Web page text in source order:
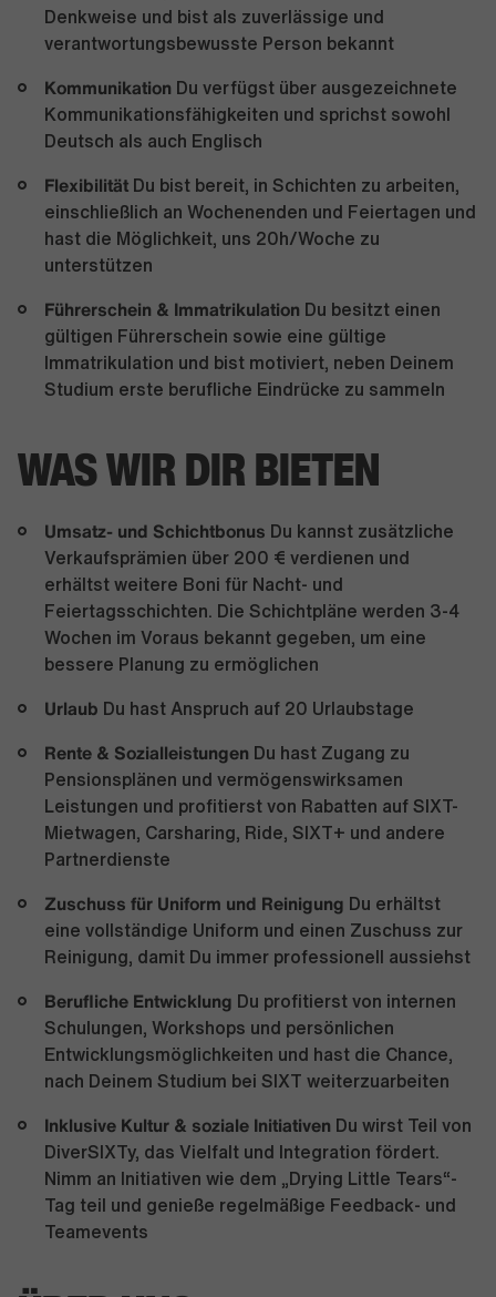
Denkweise und bist als zuverlässige und
verantwortungsbewusste Person bekannt
Kommunikation Du verfügst über ausgezeichnete
Kommunikationsfähigkeiten und sprichst sowohl
Deutsch als auch Englisch
Flexibilität Du bist bereit, in Schichten zu arbeiten,
einschließlich an Wochenenden und Feiertagen und
hast die Möglichkeit, uns 20h/Woche zu
unterstützen
Führerschein & Immatrikulation Du besitzt einen
gültigen Führerschein sowie eine gültige
Immatrikulation und bist motiviert, neben Deinem
Studium erste berufliche Eindrücke zu sammeln
WAS WIR DIR BIETEN
Umsatz- und Schichtbonus Du kannst zusätzliche
Verkaufsprämien über 200 € verdienen und
erhältst weitere Boni für Nacht- und
Feiertagsschichten. Die Schichtpläne werden 3-4
Wochen im Voraus bekannt gegeben, um eine
bessere Planung zu ermöglichen
Urlaub Du hast Anspruch auf 20 Urlaubstage
Rente & Sozialleistungen Du hast Zugang zu
Pensionsplänen und vermögenswirksamen
Leistungen und profitierst von Rabatten auf SIXT-
Mietwagen, Carsharing, Ride, SIXT+ und andere
Partnerdienste
Zuschuss für Uniform und Reinigung Du erhältst
eine vollständige Uniform und einen Zuschuss zur
Reinigung, damit Du immer professionell aussiehst
Berufliche Entwicklung Du profitierst von internen
Schulungen, Workshops und persönlichen
Entwicklungsmöglichkeiten und hast die Chance,
nach Deinem Studium bei SIXT weiterzuarbeiten
Inklusive Kultur & soziale Initiativen Du wirst Teil von
DiverSIXTy, das Vielfalt und Integration fördert.
Nimm an Initiativen wie dem „Drying Little Tears“-
Tag teil und genieße regelmäßige Feedback- und
Teamevents